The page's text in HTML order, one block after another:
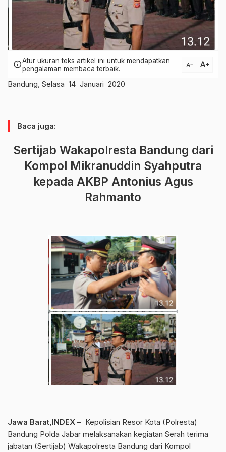
infoAtur ukuran teks artikel ini untuk mendapatkan
pengalaman membaca terbaik.
text_decrease text_increase
Bandung, Selasa 14 Januari 2020
Baca juga:
Sertijab Wakapolresta Bandung dari
Kompol Mikranuddin Syahputra
kepada AKBP Antonius Agus
Rahmanto
Jawa Barat,INDEX – Kepolisian Resor Kota (Polresta)
Bandung Polda Jabar melaksanakan kegiatan Serah terima
jabatan (Sertijab) Wakapolresta Bandung dari Kompol